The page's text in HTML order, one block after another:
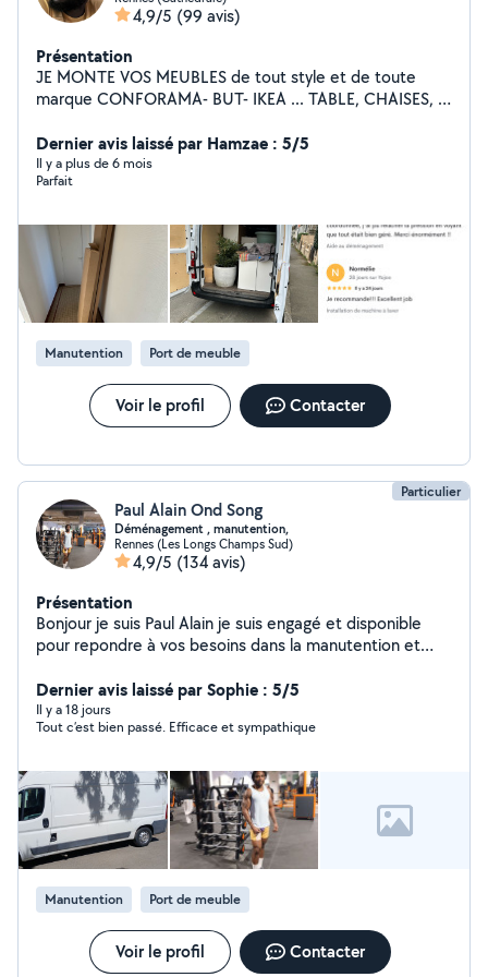
4,9/5 (99 avis)
Présentation
JE MONTE VOS MEUBLES de tout style et de toute
marque CONFORAMA- BUT- IKEA ... TABLE, CHAISES,
RIDEAU, TÉLÉ, LUMINAIRE, TABLEAU...
BRANCHEMENT: ÉLECTROMÉNAGER CUISINIÈRE,
GAZINIÈRE, MACHINE À LAVER... Disponible en ille et
Dernier avis laissé par Hamzae : 5/5
Il y a plus de 6 mois
Parfait
Manutention Port de meuble
Voir le profil Contacter
Particulier
Paul Alain Ond Song
Déménagement , manutention,
Rennes (Les Longs Champs Sud)
4,9/5 (134 avis)
Présentation
Bonjour je suis Paul Alain je suis engagé et disponible
pour repondre à vos besoins dans la manutention et
encombrants
Dernier avis laissé par Sophie : 5/5
Il y a 18 jours
Tout c’est bien passé. Efficace et sympathique
Manutention Port de meuble
Voir le profil Contacter